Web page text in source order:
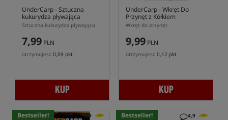
UnderCarp- Sztuczna
kukurydza pływająca
Sztuczna kukurydza pływająca
7,99 PLN
otrzymujesz 0,09 pkt
KUP
UnderCarp- Wkręt Do
Przynęt z Kółkiem
Wkręt do przynęt
9,99 PLN
otrzymujesz 0,12 pkt
KUP
Bestseller! 4,9 Bestseller! 4,9